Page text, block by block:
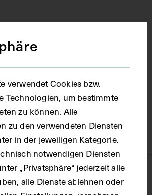
verwendet Cookies bzw.
Technologien, um bestimmte
zu können. Alle
zu den verwendeten Diensten
in der jeweiligen Kategorie.
notwendigen Diensten
„Privatsphäre“ jederzeit alle
alle Dienste ablehnen oder